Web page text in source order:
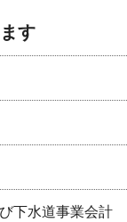
す
下水道事業会計